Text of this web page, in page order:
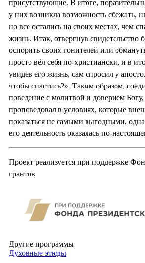
присутствующие. В итоге,
у них возникла возможность сбежать,
но все остались на своих местах, чем
жизнь. Итак, отвергнув свидетельство
оспорить своих гонителей или
просто вёл себя по-христиански, и в
увидев его жизнь, сам спросил у
чтобы спастись?». Таким образом,
поведение с молитвой и доверием
проповедовал в условиях, которые
показаться не самыми выгодными,
его деятельность оказалась по-
Проект реализуется при поддержке
грантов
Другие программы
Духовные этюды